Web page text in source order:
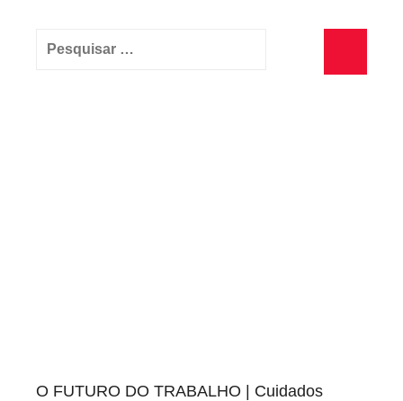
Pesquisar
O FUTURO DO TRABALHO | Cuidados